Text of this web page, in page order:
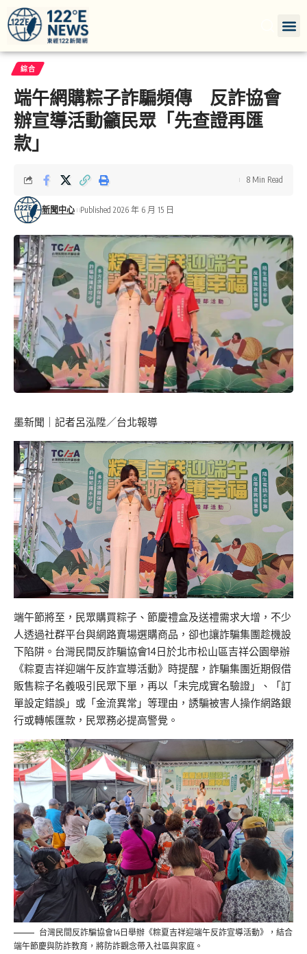
綜合
端午網購粽子詐騙頻傳 反詐協會
辦宣導活動籲民眾「先查證再匯
款」
新聞中心 Published 2026 年 6 月 15 日
8 Min Read
墨新聞 ｜記者呂泓陞／台北報導
端午節將至，民眾購買粽子、節慶禮盒及送禮需求大增，不少
人透過社群平台與網路賣場選購商品，卻也讓詐騙集團趁機設
下陷阱。台灣民間反詐騙協會14日於北市松山區吉祥公園舉辦
《粽夏吉祥迎端午反詐宣導活動》時提醒，詐騙集團近期假借
販售粽子名義吸引民眾下單，再以「未完成實名驗證」、「訂
單設定錯誤」或「金流異常」等理由，誘騙被害人操作網路銀
行或轉帳匯款，民眾務必提高警覺。
台灣民間反詐騙協會14日舉辦《粽夏吉祥迎端午反詐宣導活動》，結合
端午節慶與防詐教育，將防詐觀念帶入社區與家庭。